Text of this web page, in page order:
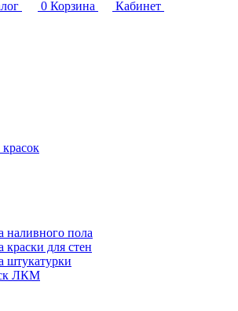
0 Корзина
Кабинет
наливного пола
краски для стен
штукатурки
ЛКМ